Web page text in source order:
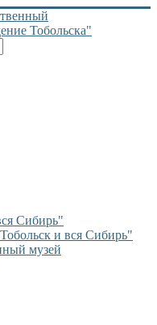
Сибирь"
и вся Сибирь"
музей